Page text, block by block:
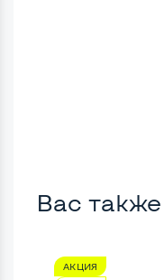
Вас
АКЦИЯ